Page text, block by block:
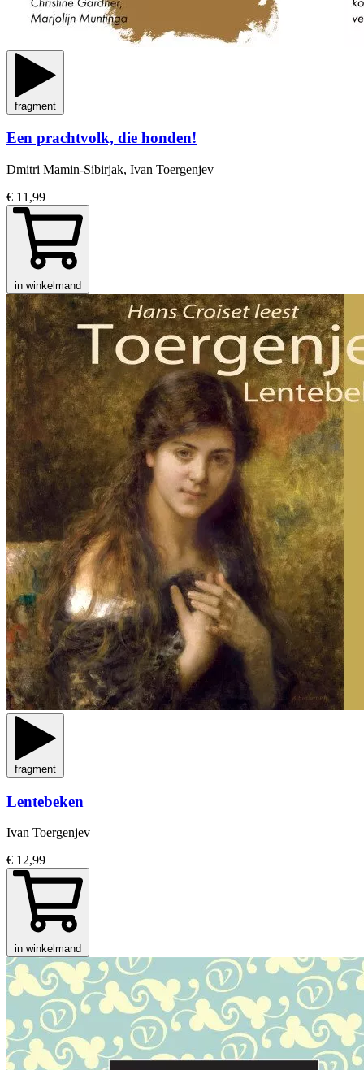
fragment
Een prachtvolk, die honden!
Dmitri Mamin-Sibirjak, Ivan Toergenjev
€ 11,99
in winkelmand
fragment
Lentebeken
Ivan Toergenjev
€ 12,99
in winkelmand